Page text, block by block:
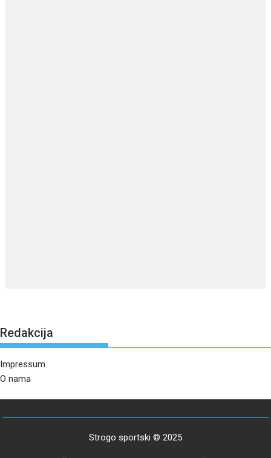
Redakcija
Impressum
O nama
Strogo sportski © 2025